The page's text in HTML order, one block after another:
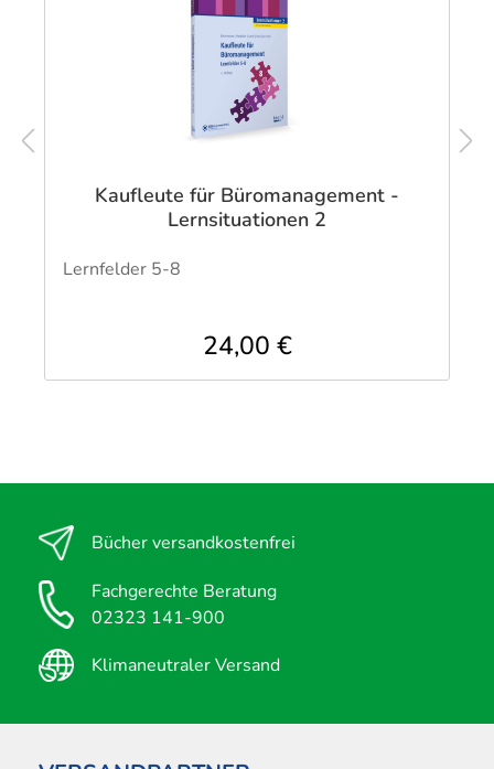
Kaufleute für Büromanagement -
Lernsituationen 2
Lernfelder 5-8
24,00 €
Bücher versandkostenfrei
Fachgerechte Beratung
02323 141-900
Klimaneutraler Versand